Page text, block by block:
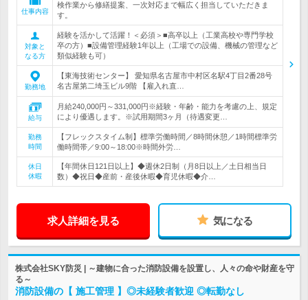
仕事内容
検作業から修繕提案、一次対応まで幅広く担当していただきま
す。
対象と
なる方
経験を活かして活躍！＜必須＞■高卒以上（工業高校や専門学校
卒の方）■設備管理経験1年以上（工場での設備、機械の管理など
類似経験も可）
勤務地
【東海技術センター】 愛知県名古屋市中村区名駅4丁目2番28号
名古屋第二埼玉ビル9階 【雇入れ直…
給与
月給240,000円～331,000円※経験・年齢・能力を考慮の上、規定
により優遇します。※試用期間3ヶ月（待遇変更…
勤務
時間
【フレックスタイム制】標準労働時間／8時間休憩／1時間標準労
働時間帯／9:00～18:00※時間外労…
休日
休暇
【年間休日121日以上】◆週休2日制（月8日以上／土日相当日
数）◆祝日◆産前・産後休暇◆育児休暇◆介…
求人詳細を見る 気になる
株式会社SKY防災 | ～建物に合った消防設備を設置し、人々の命や財産を守
る～
消防設備の【 施工管理 】◎未経験者歓迎 ◎転勤なし